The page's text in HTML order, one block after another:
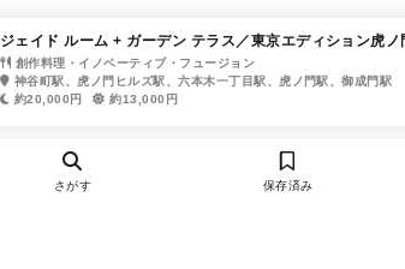
ジェイド ルーム + ガーデン テラス／東京エディション虎ノ
創作料理・イノベーティブ・フュージョン
神谷町駅、虎ノ門ヒルズ駅、六本木一丁目駅、虎ノ門駅、御成門駅
約20,000円
約13,000円
さがす 保存済み